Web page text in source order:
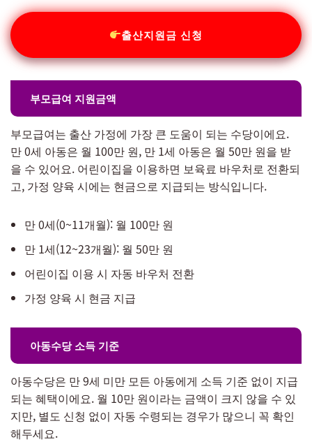
출산지원금 신청
부모급여 지원금액
부모급여는 출산 가정에 가장 큰 도움이 되는 수당이에요.
만 0세 아동은 월 100만 원, 만 1세 아동은 월 50만 원을 받
을 수 있어요. 어린이집을 이용하면 보육료 바우처로 전환되
고, 가정 양육 시에는 현금으로 지급되는 방식입니다.
만 0세(0~11개월): 월 100만 원
만 1세(12~23개월): 월 50만 원
어린이집 이용 시 자동 바우처 전환
가정 양육 시 현금 지급
아동수당 소득 기준
아동수당은 만 9세 미만 모든 아동에게 소득 기준 없이 지급
되는 혜택이에요. 월 10만 원이라는 금액이 크지 않을 수 있
지만, 별도 신청 없이 자동 수령되는 경우가 많으니 꼭 확인
해두세요.